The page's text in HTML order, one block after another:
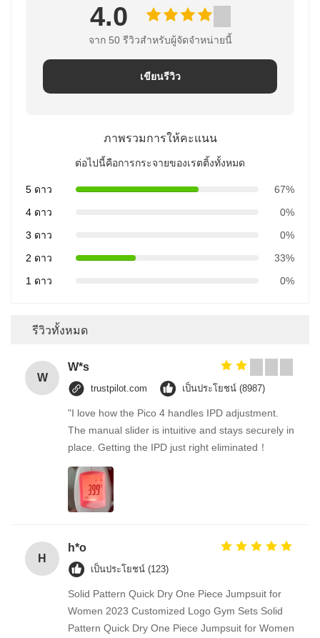
4.0
จาก 50 รีวิวสําหรับผู้จัดจําหน่ายนี้
เขียนรีวิว
ภาพรวมการให้คะแนน
ต่อไปนี้คือการกระจายของเรตติ้งทั้งหมด
5 ดาว
67%
4 ดาว
0%
3 ดาว
0%
2 ดาว
33%
1 ดาว
0%
รีวิวทั้งหมด
W
W*s
trustpilot.com เป็นประโยชน์ (8987)
"I love how the Pico 4 handles IPD adjustment.
The manual slider is intuitive and stays securely in
place. Getting the IPD just right eliminated！
H
h*o
เป็นประโยชน์ (123)
Solid Pattern Quick Dry One Piece Jumpsuit for
Women 2023 Customized Logo Gym Sets Solid
Pattern Quick Dry One Piece Jumpsuit for Women